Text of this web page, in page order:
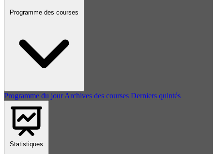
Programme des courses
Programme du jour Archives des courses Derniers quintés
Statistiques